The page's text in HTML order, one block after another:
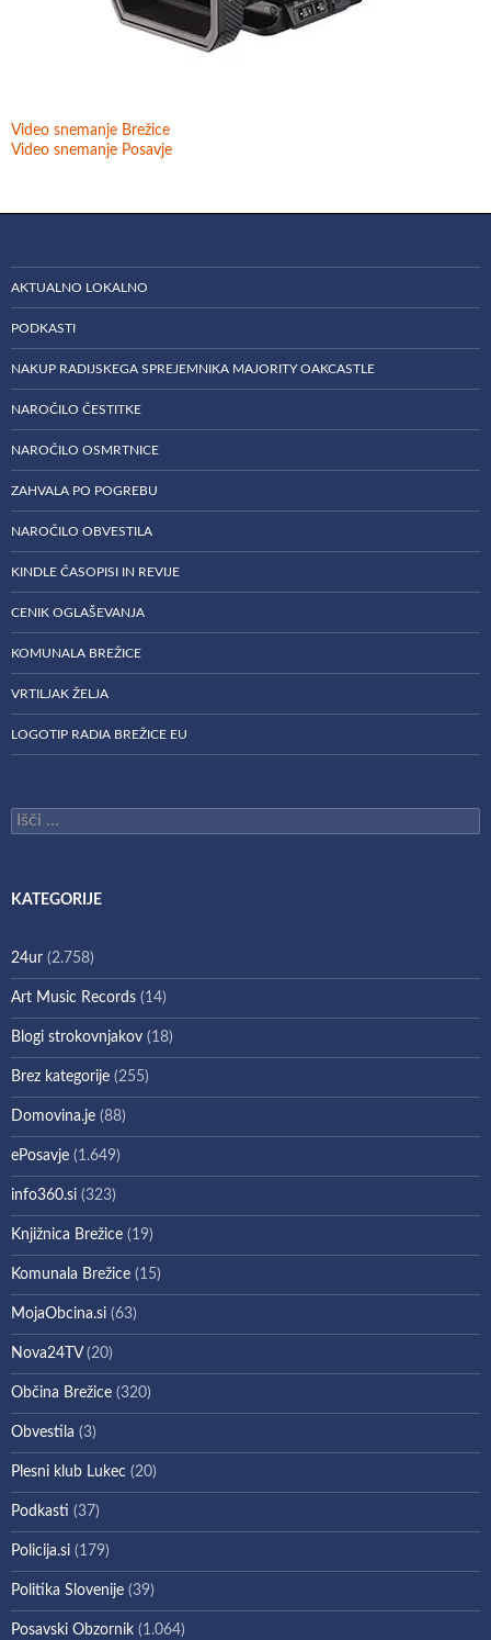
Video snemanje Brežice
Video snemanje Posavje
AKTUALNO LOKALNO
PODKASTI
NAKUP RADIJSKEGA SPREJEMNIKA MAJORITY OAKCASTLE
NAROČILO ČESTITKE
NAROČILO OSMRTNICE
ZAHVALA PO POGREBU
NAROČILO OBVESTILA
KINDLE ČASOPISI IN REVIJE
CENIK OGLAŠEVANJA
KOMUNALA BREŽICE
VRTILJAK ŽELJA
LOGOTIP RADIA BREŽICE EU
Išči:
KATEGORIJE
24ur (2.758)
Art Music Records (14)
Blogi strokovnjakov (18)
Brez kategorije (255)
Domovina.je (88)
ePosavje (1.649)
info360.si (323)
Knjižnica Brežice (19)
Komunala Brežice (15)
MojaObcina.si (63)
Nova24TV(20)
Občina Brežice (320)
Obvestila (3)
Plesni klub Lukec (20)
Podkasti (37)
Policija.si (179)
Politika Slovenije (39)
Posavski Obzornik (1.064)